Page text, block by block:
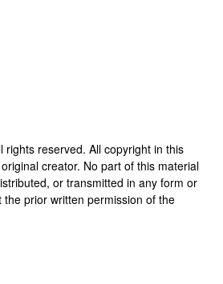
rights reserved. All copyright in this
creator. No part of this material
or transmitted in any form or
prior written permission of the